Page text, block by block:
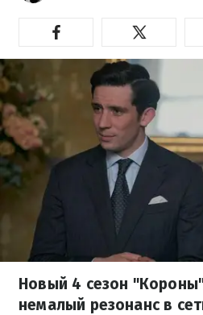
Новый 4 сезон
немалый резонанс в